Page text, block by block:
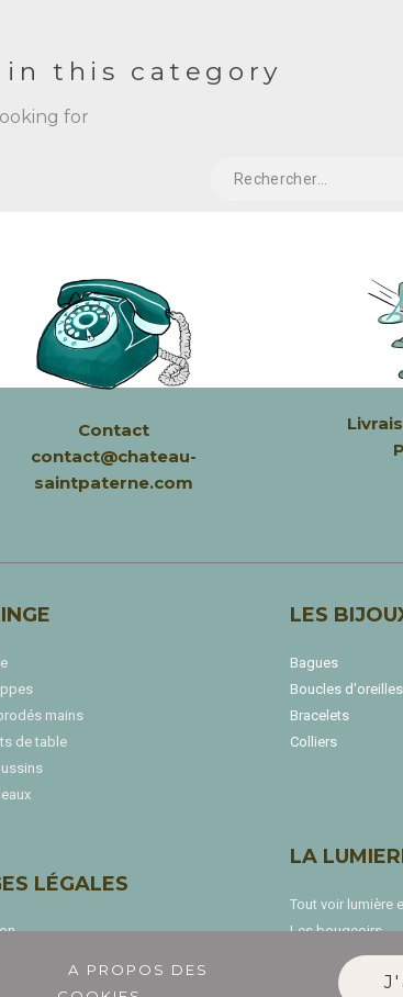
in this category
for
Contact
contact@chateau-
saintpaterne.com
mains
de table
LÉGALES
LES
Bagues
Boucles d'oreilles
Bracelets
Colliers
LA
Tout voir lumière
Les bougeoirs
Le bureau
Souvenirs de
A PROPOS DES